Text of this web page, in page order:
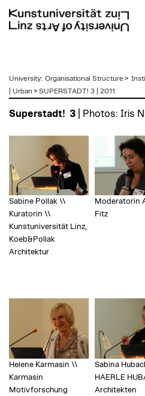
zum
Inhalt
University: Organisational Structure >
| Urban > SUPERSTADT! 3 | 2011
Superstadt! 3 | Photos: Iris
Sabine Pollak \\
Kuratorin \\
Kunstuniversität Linz,
Koeb&Pollak
Architektur
Moderatorin
Fitz
Helene Karmasin \\
Karmasin
Motivforschung
Sabina
HAERLE
Architekten